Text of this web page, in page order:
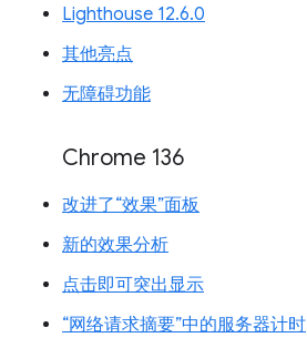
Lighthouse 12.6.0
其他亮点
无障碍功能
Chrome 136
改进了“效果”面板
新的效果分析
点击即可突出显示
“网络请求摘要”中的服务器计时